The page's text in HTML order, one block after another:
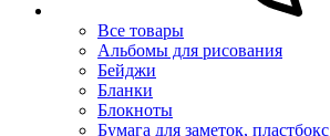
Все товары
Альбомы для рисования
Бейджи
Бланки
Блокноты
Бумага для заметок, пластбокс